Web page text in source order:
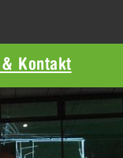
Kontakt